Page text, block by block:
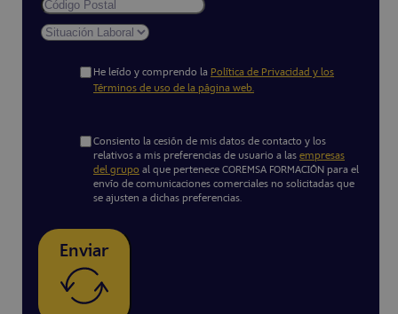
He leído y comprendo la Política de Privacidad y los
Términos de uso de la página web.
Consiento la cesión de mis datos de contacto y los
relativos a mis preferencias de usuario a las empresas
del grupo al que pertenece COREMSA FORMACIÓN para el
envío de comunicaciones comerciales no solicitadas que
se ajusten a dichas preferencias.
Enviar